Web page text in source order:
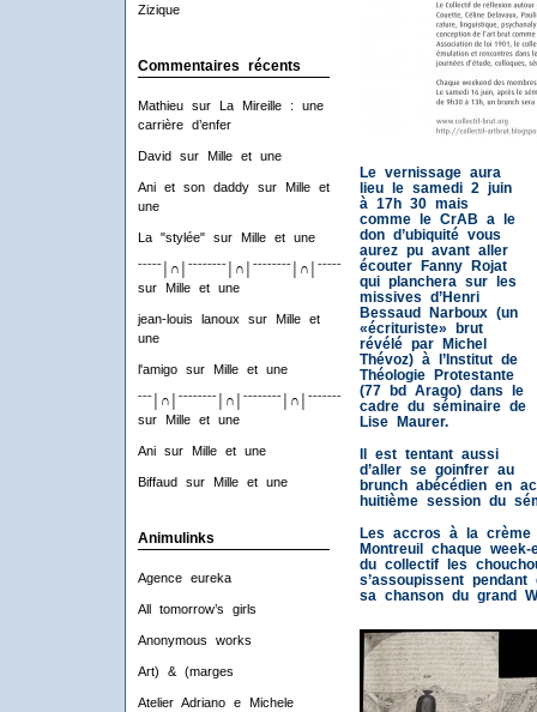
Zizique
Commentaires récents
Mathieusur
La Mireille : une
carrière d’enfer
David sur Mille et une
Ani et son daddysur
Mille et
une
La "stylée"sur Mille et une
ˉˉˉˉˉ│∩│ˉˉˉˉˉˉˉˉ│∩│ˉˉˉˉˉˉˉˉ│∩│ˉˉˉˉˉˉˉˉ│∩│ˉˉˉˉ
sur
Mille et une
jean-louis lanoux sur
Mille et
une
l'amigosur Mille et une
ˉˉˉ│∩│ˉˉˉˉˉˉˉˉ│∩│ˉˉˉˉˉˉˉˉ│∩│ˉˉˉˉˉˉˉˉ│∩│ˉˉˉ
sur
Mille et une
Anisur Mille et une
Biffaud sur Mille et une
Animulinks
Agence eureka
All tomorrow’s girls
Anonymous works
Art) & (marges
Atelier Adriano e Michele
Le vernissage aura
lieu le samedi 2 juin
à 17h 30 mais
comme le CrAB a le
don d’ubiquité vous
aurez pu avant aller
écouter Fanny Rojat
qui planchera sur les
missives d’Henri
Bessaud Narboux (un
«écrituriste» brut
révélé par Michel
Thévoz) à l’Institut de
Théologie Protestante
(77 bd Arago) dans le
cadre du séminaire de
Lise Maurer.
Il est tentant aussi
d’aller se goinfrer au
brunch abécédien en
huitième session du
Les accros à la crème
Montreuil chaque
du collectif les
s’assoupissent
sa chanson du grand